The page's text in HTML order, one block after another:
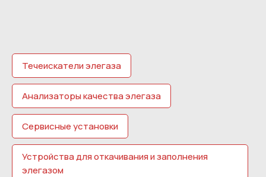
Течеискатели элегаза
Анализаторы качества элегаза
Сервисные установки
Устройства для откачивания и заполнения
элегазом